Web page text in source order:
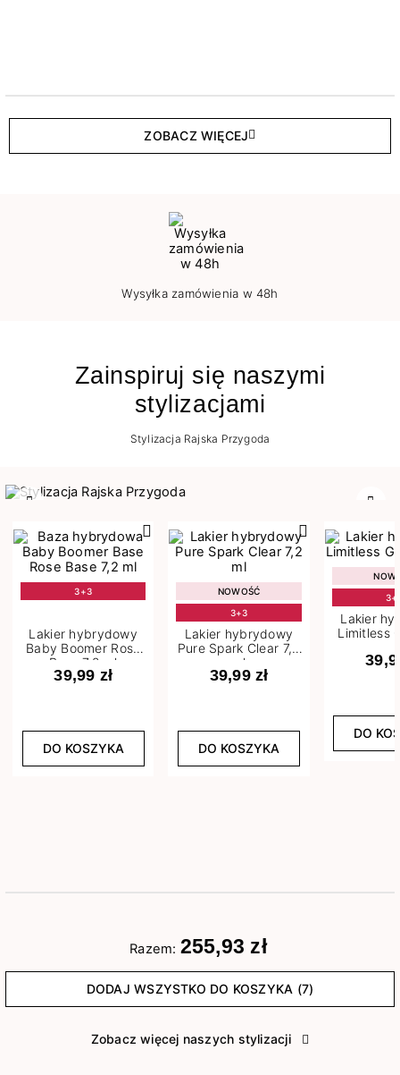
ZOBACZ WIĘCEJ
Wysyłka zamówienia w 48h
Zainspiruj się naszymi
stylizacjami
Stylizacja Rajska Przygoda
3+3
Lakier hybrydowy
Baby Boomer Rose
Base 7,2 ml
39,99 zł
DO KOSZYKA
NOWOŚĆ
3+3
Lakier hybrydowy
Pure Spark Clear 7,2
ml
39,99 zł
DO KOSZYKA
Lakier
Limitless
DO
Razem: 255,93 zł
DODAJ WSZYSTKO DO KOSZYKA (7)
Zobacz więcej naszych stylizacji